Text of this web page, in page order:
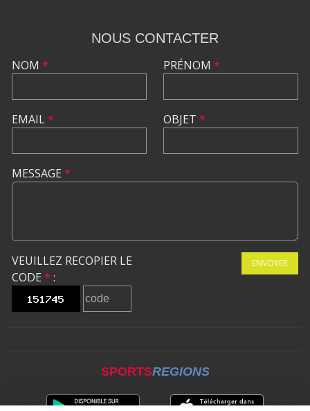
NOUS CONTACTER
NOM *
EMAIL*
PRÉNOM *
OBJET *
MESSAGE *
VEUILLEZ RECOPIER LE
CODE * :
ENVOYER
SPORTSREGIONS